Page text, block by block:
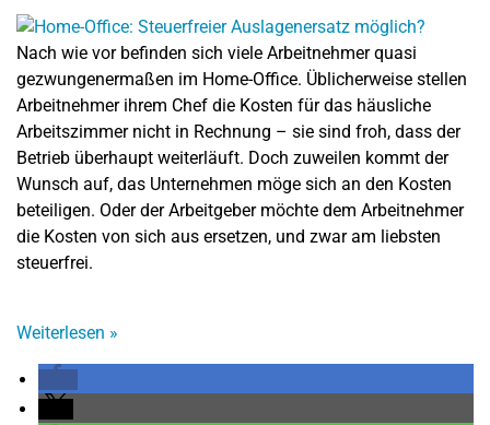
Nach wie vor befinden sich viele Arbeitnehmer quasi
gezwungenermaßen im Home-Office. Üblicherweise stellen
Arbeitnehmer ihrem Chef die Kosten für das häusliche
Arbeitszimmer nicht in Rechnung – sie sind froh, dass der
Betrieb überhaupt weiterläuft. Doch zuweilen kommt der
Wunsch auf, das Unternehmen möge sich an den Kosten
beteiligen. Oder der Arbeitgeber möchte dem Arbeitnehmer
die Kosten von sich aus ersetzen, und zwar am liebsten
steuerfrei.
Weiterlesen »